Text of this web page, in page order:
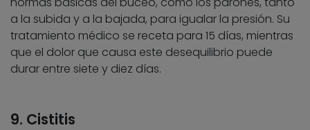
a la subida y a la bajada, para igualar la presión. Su
tratamiento médico se receta para 15 días, mientras
que el dolor que causa este desequilibrio puede
durar entre siete y diez días.
9. Cistitis